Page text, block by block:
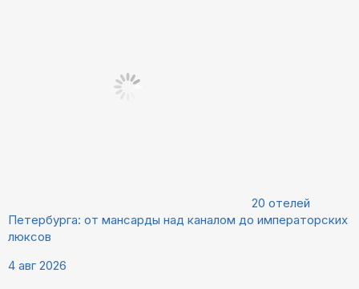
20 отелей
Петербурга: от мансарды над каналом до императорских
люксов
4 авг 2026